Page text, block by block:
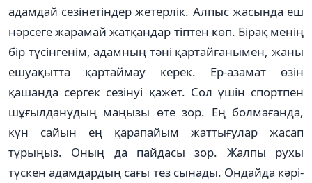
адамдай сезінетіндер жетерлік. Алпыс жасында еш
нәрсеге жарамай жатқандар тіптен көп. Бірақ менің
бір түсінгенім, адам­­­ның тәні қартайғанымен, жа­­ны
еш­уақыт­­та қартаймау керек. Ер-аза­мат өзін
қашанда сер­гек сезі­нуі қажет. Сол үшін спорт­пен
шұғылданудың ма­­­ңызы өте зор. Ең болмағанда,
күн сайын ең қарапайым жат­тығулар жасап
тұрыңыз. Оның да пайдасы зор. Жалпы рухы
түскен адамдардың сағы тез сы­нады. Ондайда кәрі­